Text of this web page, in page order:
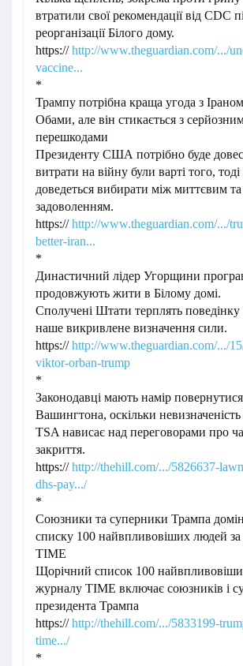
втратили свої рекомендації від CDC
реорганізації Білого дому.
https://http://www.theguardian.com/.../
vaccine...
*
Трампу потрібна краща угода з
Обами, але він стикається з
перешкодами
Президенту США потрібно буде
витрати на війну були варті того, тоді
доведеться вибирати між миттєвим
задоволенням.
https://http://www.theguardian.com/.../
better-iran...
*
Династичний лідер Угорщини
продовжують жити в Білому домі.
Сполучені Штати терплять поведінку
наше викривлене визначення сили.
https://http://www.theguardian.com/.../
viktor-orban-trump
*
Законодавці мають намір
Вашингтона, оскільки невизначеність
TSA нависає над переговорами про
закриття.
https://http://thehill.com/.../5826637-
dhs-pay.../
*
Союзники та суперники Трампа
списку 100 найвпливовіших людей за
TIME
Щорічний список 100
журналу TIME включає союзників і
президента Трампа
https://http://thehill.com/.../5833199-
time.../
*